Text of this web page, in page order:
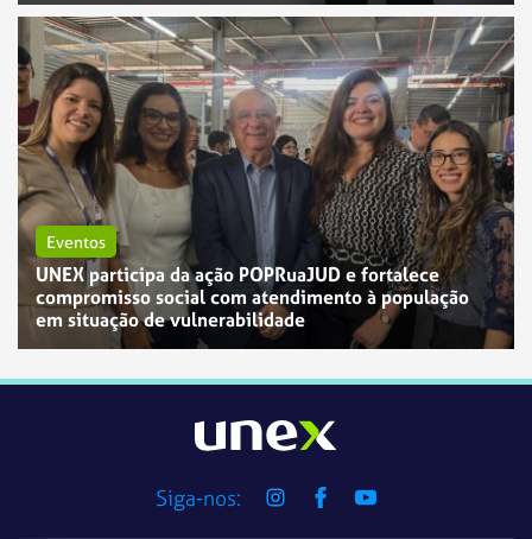
Eventos
UNEX participa da ação POPRuaJUD e fortalece
compromisso social com atendimento à população
em situação de vulnerabilidade
Siga-nos: